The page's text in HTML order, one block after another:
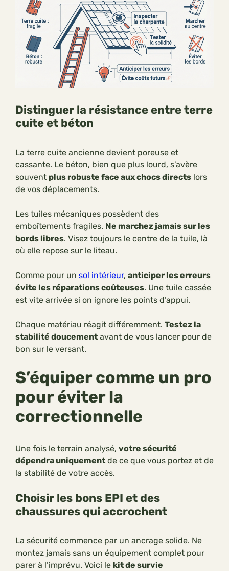
Distinguer la résistance entre terre
cuite et béton
La terre cuite ancienne devient poreuse et
cassante. Le béton, bien que plus lourd, s’avère
souvent plus robuste face aux chocs directs lors
de vos déplacements.
Les tuiles mécaniques possèdent des
emboîtements fragiles. Ne marchez jamais sur les
bords libres. Visez toujours le centre de la tuile, là
où elle repose sur le liteau.
Comme pour un sol intérieur, anticiper les erreurs
évite les réparations coûteuses. Une tuile cassée
est vite arrivée si on ignore les points d’appui.
Chaque matériau réagit différemment. Testez la
stabilité doucement avant de vous lancer pour de
bon sur le versant.
S’équiper comme un pro
pour éviter la
correctionnelle
Une fois le terrain analysé, votre sécurité
dépendra uniquement de ce que vous portez et de
la stabilité de votre accès.
Choisir les bons EPI et des
chaussures qui accrochent
La sécurité commence par un ancrage solide. Ne
montez jamais sans un équipement complet pour
parer à l’imprévu. Voici le kit de survie